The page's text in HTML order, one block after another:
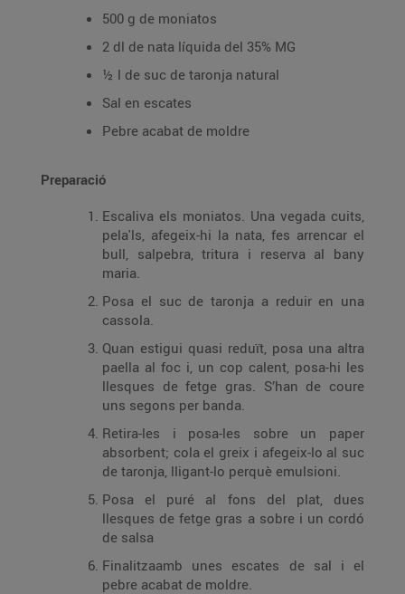
500 g de moniatos
2 dl de nata líquida del 35% MG
½ l de suc de taronja natural
Sal en escates
Pebre acabat de moldre
Preparació
Escaliva els moniatos. Una vegada cuits,
pela'ls, afegeix-hi la nata, fes arrencar el
bull, salpebra, tritura i reserva al bany
maria.
Posa el suc de taronja a reduir en una
cassola.
Quan estigui quasi reduït, posa una altra
paella al foc i, un cop calent, posa-hi les
llesques de fetge gras. S’han de coure
uns segons per banda.
Retira-les i posa-les sobre un paper
absorbent; cola el greix i afegeix-lo al suc
de taronja, lligant-lo perquè emulsioni.
Posa el puré al fons del plat, dues
llesques de fetge gras a sobre i un cordó
de salsa
Finalitzaamb unes escates de sal i el
pebre acabat de moldre.